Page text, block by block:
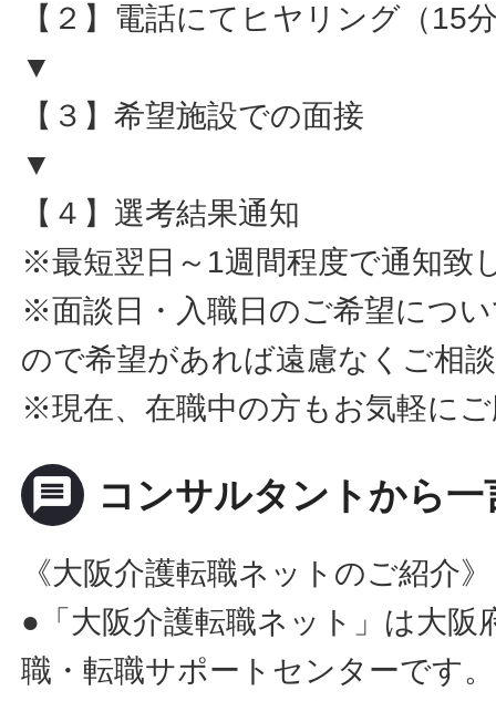
【２】電話にてヒヤリング（15
▼
【３】希望施設での面接
▼
【４】選考結果通知
※最短翌日～1週間程度で通知致
※面談日・入職日のご希望につ
ので希望があれば遠慮なくご相
※現在、在職中の方もお気軽に
message コンサルタントから一
《大阪介護転職ネットのご紹介》
●「大阪介護転職ネット」は大阪
職・転職サポートセンターです